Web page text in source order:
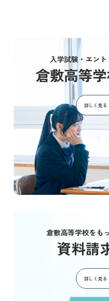
入学試験・エン
倉敷高等
詳しく見る
倉敷高等学校をも
資料請
詳しく見る